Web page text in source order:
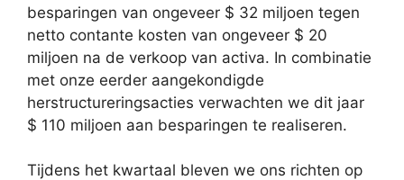
besparingen van ongeveer $ 32 miljoen tegen
netto contante kosten van ongeveer $ 20
miljoen na de verkoop van activa. In combinatie
met onze eerder aangekondigde
herstructureringsacties verwachten we dit jaar
$ 110 miljoen aan besparingen te realiseren.
Tijdens het kwartaal bleven we ons richten op